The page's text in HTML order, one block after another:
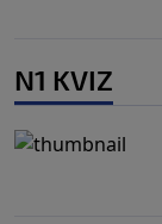
N1 KVIZ